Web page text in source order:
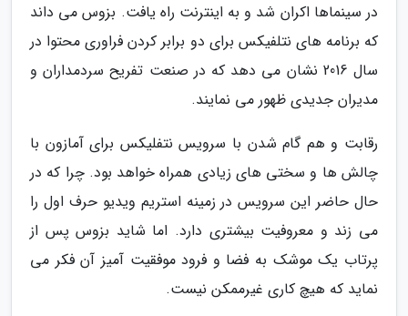
در سینماها اکران شد و به اینترنت راه یافت. بزوس می داند
که برنامه های نتلفیکس برای دو برابر کردن فراوری محتوا در
سال 2016 نشان می دهد که در صنعت تفریح سردمداران و
مدیران جدیدی ظهور می نمایند.
رقابت و هم گام شدن با سرویس نتفلیکس برای آمازون با
چالش ها و سختی های زیادی همراه خواهد بود. چرا که در
حال حاضر این سرویس در زمینه استریم ویدیو حرف اول را
می زند و معروفیت بیشتری دارد. اما شاید بزوس پس از
پرتاب یک موشک به فضا و فرود موفقیت آمیز آن فکر می
نماید که هیچ کاری غیرممکن نیست.